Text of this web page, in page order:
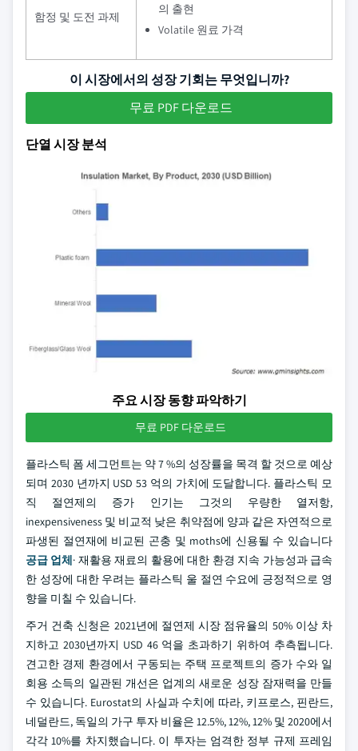
함정 및 도전 과제
의 출현
Volatile 원료 가격
이 시장에서의 성장 기회는 무엇입니까?
무료 PDF 다운로드
단열 시장 분석
주요 시장 동향 파악하기
무료 PDF 다운로드
플라스틱 폼 세그먼트는 약 7 %의 성장률을 목격 할 것으로 예상
되며 2030 년까지 USD 53 억의 가치에 도달합니다. 플라스틱 모
직 절연제의 증가 인기는 그것의 우량한 열저항,
inexpensiveness 및 비교적 낮은 취약점에 양과 같은 자연적으로
파생된 절연재에 비교된 곤충 및 moths에 신용될 수 있습니다
공급 업체· 재활용 재료의 활용에 대한 환경 지속 가능성과 급속
한 성장에 대한 우려는 플라스틱 울 절연 수요에 긍정적으로 영
향을 미칠 수 있습니다.
주거 건축 신청은 2021년에 절연제 시장 점유율의 50% 이상 차
지하고 2030년까지 USD 46 억을 초과하기 위하여 추측됩니다.
견고한 경제 환경에서 구동되는 주택 프로젝트의 증가 수와 일
회용 소득의 일관된 개선은 업계의 새로운 성장 잠재력을 만들
수 있습니다. Eurostat의 사실과 수치에 따라, 키프로스, 핀란드,
네덜란드, 독일의 가구 투자 비율은 12.5%, 12%, 12% 및 2020에서
각각 10%를 차지했습니다. 이 투자는 엄격한 정부 규제 프레임